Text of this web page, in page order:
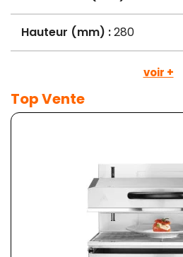
Hauteur (mm) :280
voir +
Top Vente